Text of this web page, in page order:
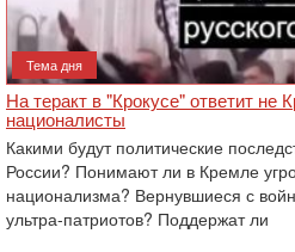
Тема дня
На теракт в "Крокусе" ответит не
националисты
Какими будут политические
России? Понимают ли в Кремле
национализма? Вернувшиеся с
ультра-патриотов? Поддержат ли